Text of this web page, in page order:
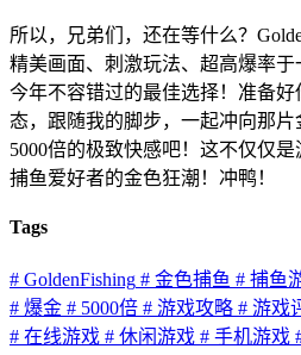
所以，兄弟们，还在等什么？
精美画面、刺激玩法、超高爆率
今年不容错过的最佳选择！准备
态，跟随我的脚步，一起冲向那
5000倍的极致快感吧！这不仅仅
捕鱼爱好者的金色狂潮！冲鸭！
Tags
# GoldenFishing # 金色捕鱼 # 捕鱼
# 爆金 # 5000倍 # 游戏攻略 # 游戏
# 在线游戏 # 休闲游戏 # 手机游戏